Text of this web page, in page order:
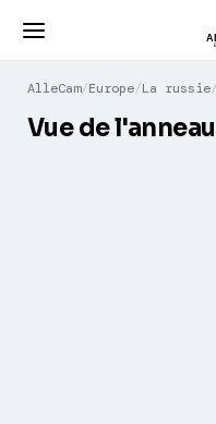
AlleCam Europe La russie
Vue de